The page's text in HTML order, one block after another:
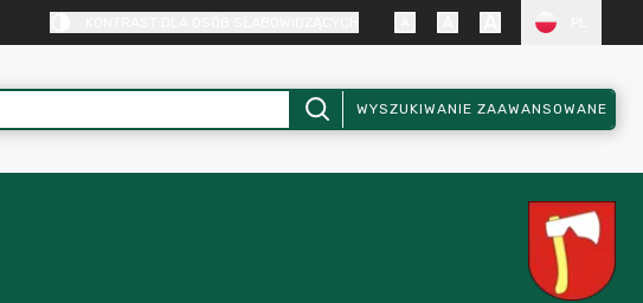
WYSZUKIWANIE ZAAWANSOWANE